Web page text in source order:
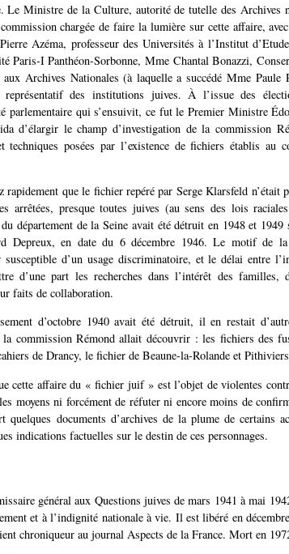
Le Ministre de la Culture, autorité de tutelle des Archives
chargée de faire la lumière sur cette affaire,
Azéma, professeur des Universités à l’Institut
Paris-I Panthéon-Sorbonne, Mme Chantal Bonazzi,
aux Archives Nationales (à laquelle a succédé Mme Paule
représentatif des institutions juives. À l’issue des
parlementaire qui s’ensuivit, ce fut le Premier Ministre
d’élargir le champ d’investigation de la commission
techniques posées par l’existence de fichiers établis au
rapidement que le fichier repéré par Serge Klarsfeld n’était
arrêtées, presque toutes juives (au sens des lois
département de la Seine avait été détruit en 1948 et
Depreux, en date du 6 décembre 1946. Le motif de
d’un usage discriminatoire, et le délai entre
d’une part les recherches dans l’intérêt des familles,
faits de collaboration.
d’octobre 1940 avait été détruit, il en restait
commission Rémond allait découvrir : les fichiers des
de Drancy, le fichier de Beaune-la-Rolande et
cette affaire du « fichier juif » est l’objet de violentes
moyens ni forcément de réfuter ni encore moins de
quelques documents d’archives de la plume de certains
indications factuelles sur le destin de ces personnages.
général aux Questions juives de mars 1941 à mai
et à l’indignité nationale à vie. Il est libéré en
chroniqueur au journal Aspects de la France. Mort en